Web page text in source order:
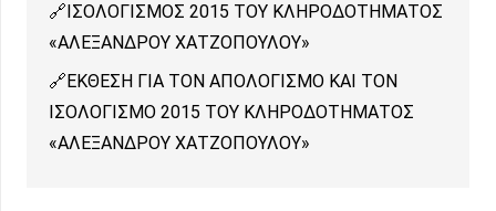
ΙΣΟΛΟΓΙΣΜΟΣ 2015 ΤΟΥ ΚΛΗΡΟΔΟΤΗΜΑΤΟΣ
«ΑΛΕΞΑΝΔΡΟΥ ΧΑΤΖΟΠΟΥΛΟΥ»
ΕΚΘΕΣΗ ΓΙΑ ΤΟΝ ΑΠΟΛΟΓΙΣΜΟ ΚΑΙ ΤΟΝ
ΙΣΟΛΟΓΙΣΜΟ 2015 ΤΟΥ ΚΛΗΡΟΔΟΤΗΜΑΤΟΣ
«ΑΛΕΞΑΝΔΡΟΥ ΧΑΤΖΟΠΟΥΛΟΥ»